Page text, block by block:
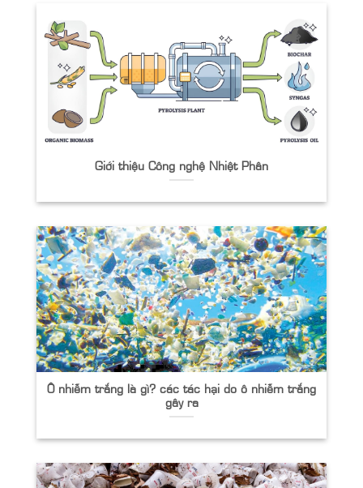
Giới thiệu Công nghệ Nhiệt Phân
Ô nhiễm trắng là gì? các tác hại do ô nhiễm trắng
gây ra